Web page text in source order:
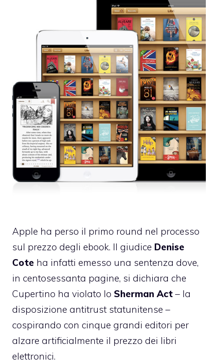
Apple ha perso il primo round nel processo
sul prezzo degli ebook. Il giudice Denise
Cote ha infatti emesso una sentenza dove,
in centosessanta pagine, si dichiara che
Cupertino ha violato lo Sherman Act – la
disposizione antitrust statunitense –
cospirando con cinque grandi editori per
alzare artificialmente il prezzo dei libri
elettronici.